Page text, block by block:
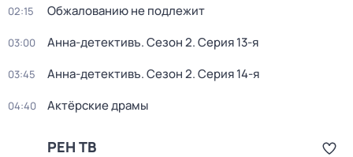
02:15 Обжалованию не подлежит
03:00 Анна-детективъ. Сезон 2. Серия 13-я
03:45 Анна-детективъ. Сезон 2. Серия 14-я
04:40 Актёрские драмы
РЕН ТВ